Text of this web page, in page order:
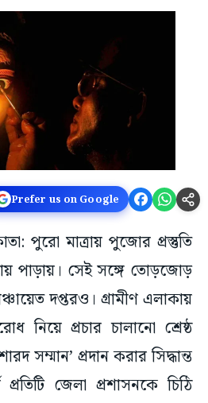
Prefer us on Google
পুরো মাত্রায় পুজোর প্রস্তুতি
পাড়ায়। সেই সঙ্গে তোড়জোড়
দপ্তরও। গ্রামীণ এলাকায়
নিয়ে প্রচার চালানো শ্রেষ্ঠ
সম্মান’ প্রদান করার সিদ্ধান্ত
জেলা প্রশাসনকে চিঠি